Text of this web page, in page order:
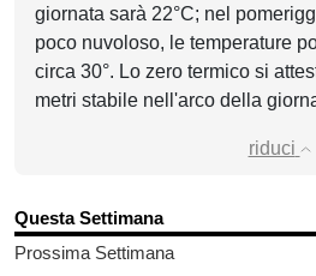
giornata sarà 22°C; nel
poco nuvoloso, le temperature
circa 30°. Lo zero termico si
metri stabile nell'arco della
riduci
Questa Settimana
Prossima Settimana